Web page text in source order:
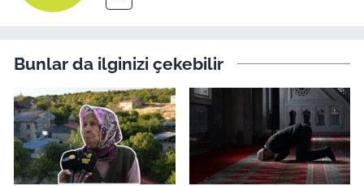
Bunlar da ilginizi çekebilir